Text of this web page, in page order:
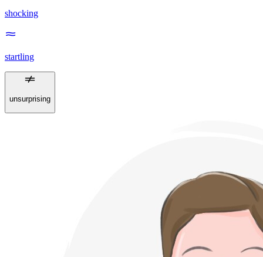
shocking
startling
unsurprising